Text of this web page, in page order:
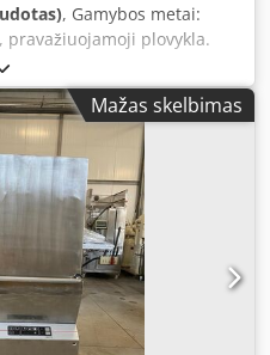
, Gamybos metai:
pravažiuojamoji plovykla.
TECHNINIAI
MATMENYS (cm): -
190) - ilgis: 825.
yra be PVM. KALBAME
RUSŲ IR UKRAINIEČIŲ
kepyklos krosnis,
konditerines krosnis,
duonos linijas,
kruasanų linijas, batonėlių
mikserius, tešlos kočiokles,
Peržiūrėkite visus mūsų
Mažas skelbimas